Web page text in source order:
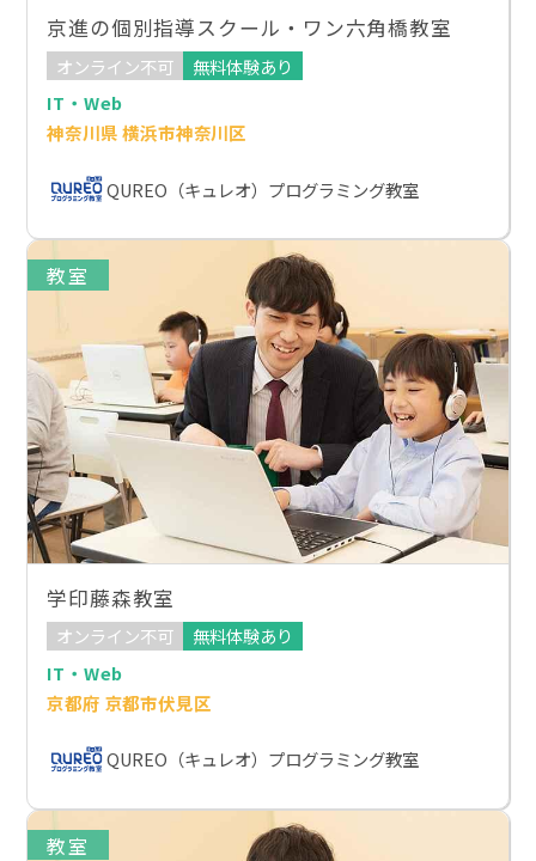
京進の個別指導スクール・ワン六角橋教室
オンライン不可
無料体験あり
IT・Web
神奈川県 横浜市神奈川区
QUREO（キュレオ）プログラミング教室
教室
学印藤森教室
オンライン不可
無料体験あり
IT・Web
京都府 京都市伏見区
QUREO（キュレオ）プログラミング教室
教室